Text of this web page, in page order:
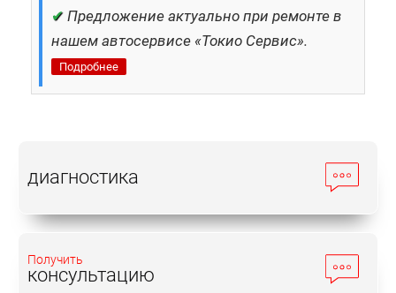
✔ Предложение актуально при ремонте в
нашем автосервисе «Токио Сервис».
Подробнее
диагностика
Получить
консультацию